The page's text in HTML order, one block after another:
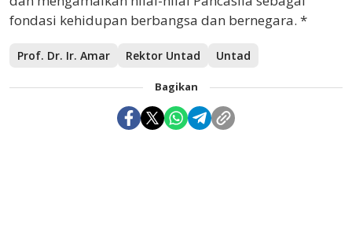
fondasi kehidupan berbangsa dan bernegara. *
Prof. Dr. Ir. Amar Rektor Untad Untad
Bagikan